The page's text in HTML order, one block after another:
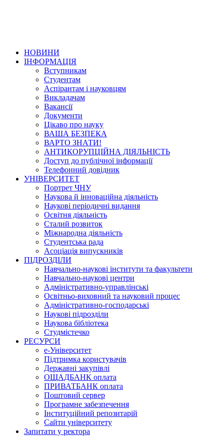
НОВИНИ
ІНФОРМАЦІЯ
Вступникам
Студентам
Аспірантам і науковцям
Викладачам
Вакансії
Документи
Цікаво про науку
ВАША БЕЗПЕКА
ВАРТО ЗНАТИ!
АНТИКОРУПЦІЙНА ДІЯЛЬНІСТЬ
Доступ до публічної інформації
Телефонний довідник
УНІВЕРСИТЕТ
Портрет ЧНУ
Наукова й інноваційна діяльність
Наукові періодичні видання
Освітня діяльність
Сталий розвиток
Міжнародна діяльність
Студентська рада
Асоціація випускників
ПІДРОЗДІЛИ
Навчально-наукові інститути та факультети
Навчально-наукові центри
Адміністративно-управлінські
Освітньо-виховний та науковий процес
Адміністративно-господарські
Наукові підрозділи
Наукова бібліотека
Студмістечко
РЕСУРСИ
е-Університет
Підтримка користувачів
Державні закупівлі
ОЩАДБАНК оплата
ПРИВАТБАНК оплата
Поштовий сервер
Програмне забезпечення
Інституційний репозитарій
Сайти університету
Запитати у ректора